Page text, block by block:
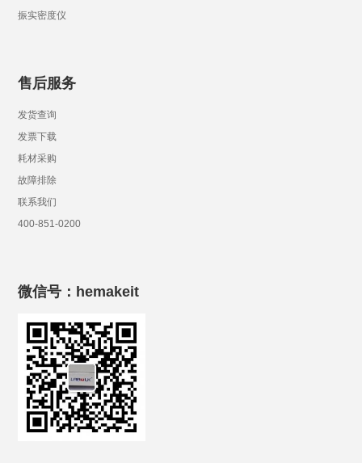
振实密度仪
售后服务
发货查询
发票下载
耗材采购
故障排除
联系我们
400-851-0200
微信号：hemakeit